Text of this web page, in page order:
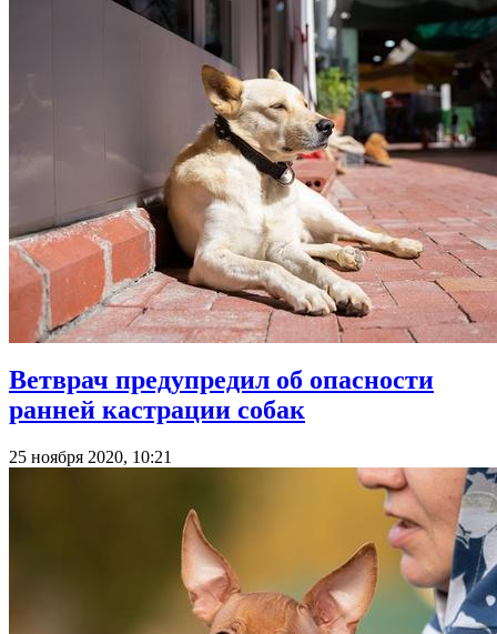
Ветврач предупредил об опасности
ранней кастрации собак
25 ноября 2020, 10:21